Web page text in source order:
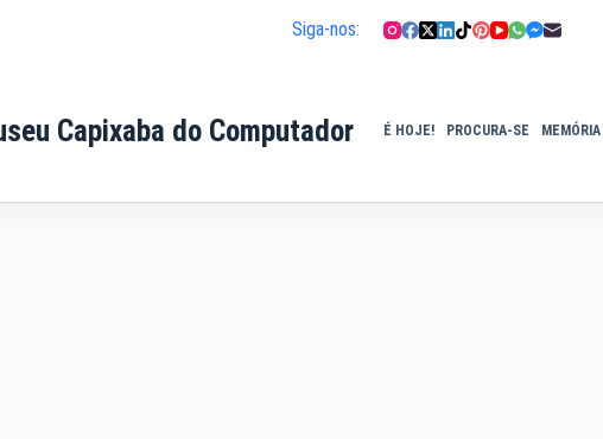
Siga-nos:
Capixaba do Computador É HOJE! PROCURA-SE MEMÓRIA